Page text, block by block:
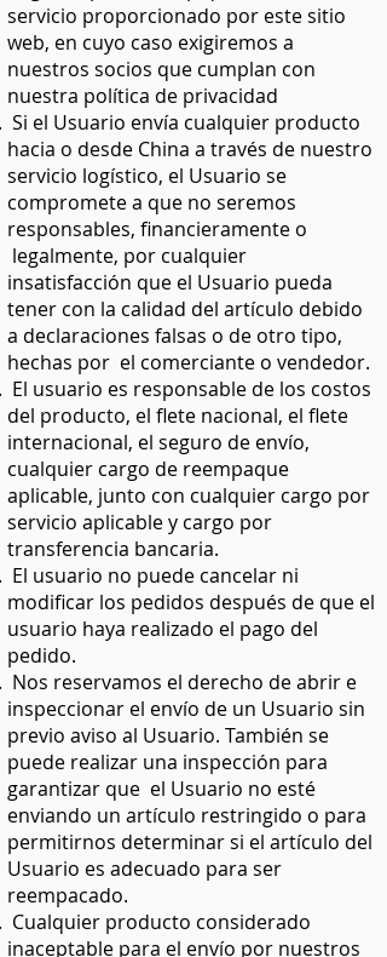
servicio proporcionado por este sitio
web, en cuyo caso exigiremos a
nuestros socios que cumplan con
nuestra política de privacidad
Si el Usuario envía cualquier producto
hacia o desde China a través de nuestro
servicio logístico, el Usuario se
compromete a que no seremos
responsables, financieramente o
legalmente, por cualquier
insatisfacción que el Usuario pueda
tener con la calidad del artículo debido
a declaraciones falsas o de otro tipo,
hechas por el comerciante o vendedor.
El usuario es responsable de los costos
del producto, el flete nacional, el flete
internacional, el seguro de envío,
cualquier cargo de reempaque
aplicable, junto con cualquier cargo por
servicio aplicable y cargo por
transferencia bancaria.
El usuario no puede cancelar ni
modificar los pedidos después de que el
usuario haya realizado el pago del
pedido.
Nos reservamos el derecho de abrir e
inspeccionar el envío de un Usuario sin
previo aviso al Usuario. También se
puede realizar una inspección para
garantizar que el Usuario no esté
enviando un artículo restringido o para
permitirnos determinar si el artículo del
Usuario es adecuado para ser
reempacado.
Cualquier producto considerado
inaceptable para el envío por nuestros